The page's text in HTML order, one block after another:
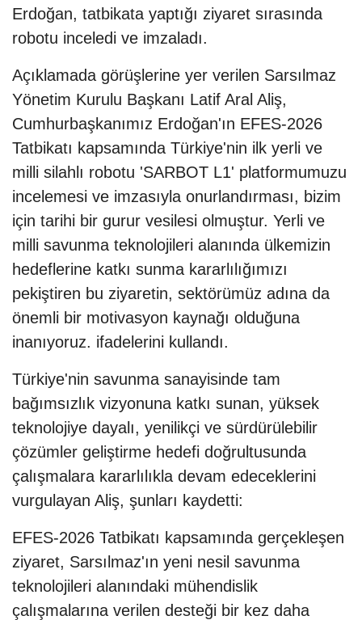
Erdoğan, tatbikata yaptığı ziyaret sırasında
robotu inceledi ve imzaladı.
Açıklamada görüşlerine yer verilen Sarsılmaz
Yönetim Kurulu Başkanı Latif Aral Aliş,
Cumhurbaşkanımız Erdoğan'ın EFES-2026
Tatbikatı kapsamında Türkiye'nin ilk yerli ve
milli silahlı robotu 'SARBOT L1' platformumuzu
incelemesi ve imzasıyla onurlandırması, bizim
için tarihi bir gurur vesilesi olmuştur. Yerli ve
milli savunma teknolojileri alanında ülkemizin
hedeflerine katkı sunma kararlılığımızı
pekiştiren bu ziyaretin, sektörümüz adına da
önemli bir motivasyon kaynağı olduğuna
inanıyoruz. ifadelerini kullandı.
Türkiye'nin savunma sanayisinde tam
bağımsızlık vizyonuna katkı sunan, yüksek
teknolojiye dayalı, yenilikçi ve sürdürülebilir
çözümler geliştirme hedefi doğrultusunda
çalışmalara kararlılıkla devam edeceklerini
vurgulayan Aliş, şunları kaydetti:
EFES-2026 Tatbikatı kapsamında gerçekleşen
ziyaret, Sarsılmaz'ın yeni nesil savunma
teknolojileri alanındaki mühendislik
çalışmalarına verilen desteği bir kez daha